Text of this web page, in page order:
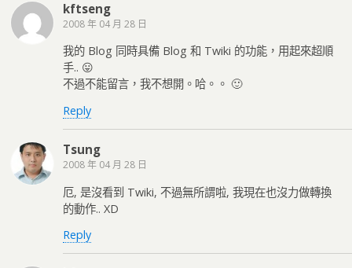
kftseng
2008 年 04 月 28 日
我的 Blog 同時具備 Blog 和 Twiki 的功能，用起來超順
手.. 😛
不過不能留言，我不想開。哈。。 🙂
Reply
Tsung
2008 年 04 月 28 日
厄, 是沒看到 Twiki, 不過無所謂啦, 我現在也沒力做轉換
的動作.. XD
Reply